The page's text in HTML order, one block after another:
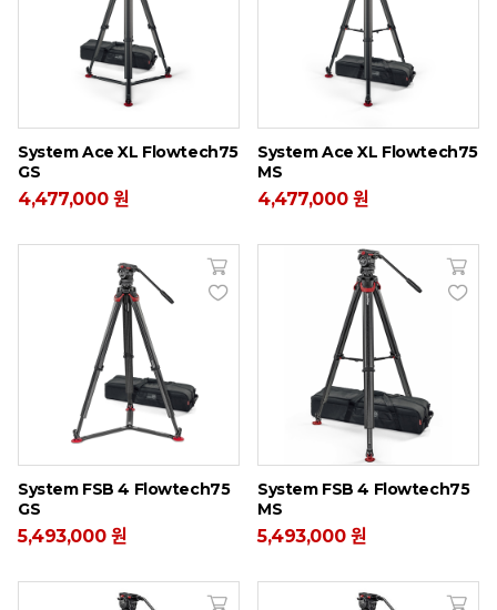
System Ace XL Flowtech75
GS
4,477,000 원
System Ace XL Flowtech75
MS
4,477,000 원
System FSB 4 Flowtech75
GS
5,493,000 원
System FSB 4 Flowtech75
MS
5,493,000 원